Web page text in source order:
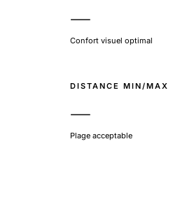
—
Confort visuel optimal
DISTANCE MIN/MAX
—
Plage acceptable